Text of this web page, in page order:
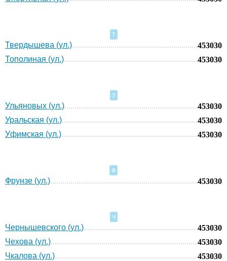
Т
Твердышева (ул.)
453030
Тополиная (ул.)
453030
У
Ульяновых (ул.)
453030
Уральская (ул.)
453030
Уфимская (ул.)
453030
Ф
Фрунзе (ул.) 453030
Ч
Чернышевского (ул.)
453030
Чехова (ул.)
453030
Чкалова (ул.)
453030